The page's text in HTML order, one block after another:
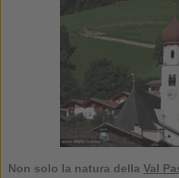
Non solo la natura della Val